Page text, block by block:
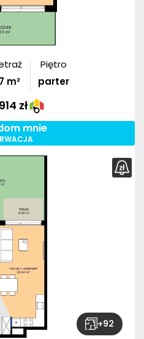
m²
Piętro
parter
zł
mnie
+92